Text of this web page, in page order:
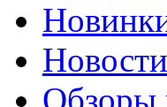
Новости